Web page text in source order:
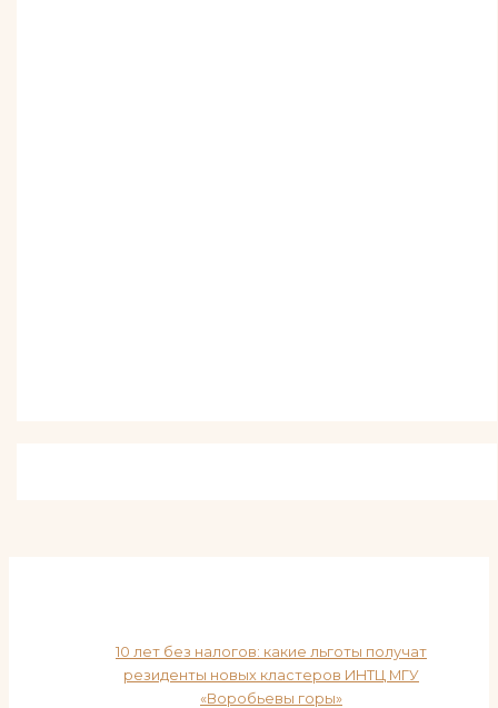
10 лет без налогов: какие льготы получат
резиденты новых кластеров ИНТЦ МГУ
«Воробьевы горы»